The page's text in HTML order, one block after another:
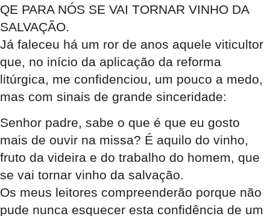
QE PARA NÓS SE VAI TORNAR VINHO DA
SALVAÇÃO.
Já faleceu há um ror de anos aquele viticultor
que, no início da aplicação da reforma
litúrgica, me confidenciou, um pouco a medo,
mas com sinais de grande sinceridade:
Senhor padre, sabe o que é que eu gosto
mais de ouvir na missa? É aquilo do vinho,
fruto da videira e do trabalho do homem, que
se vai tornar vinho da salvação.
Os meus leitores compreenderão porque não
pude nunca esquecer esta confidência de um